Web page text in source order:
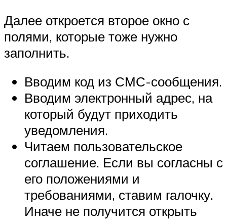
Далее откроется второе окно с
полями, которые тоже нужно
заполнить.
Вводим код из СМС-сообщения.
Вводим электронный адрес, на
который будут приходить
уведомления.
Читаем пользовательское
соглашение. Если вы согласны с
его положениями и
требованиями, ставим галочку.
Иначе не получится открыть